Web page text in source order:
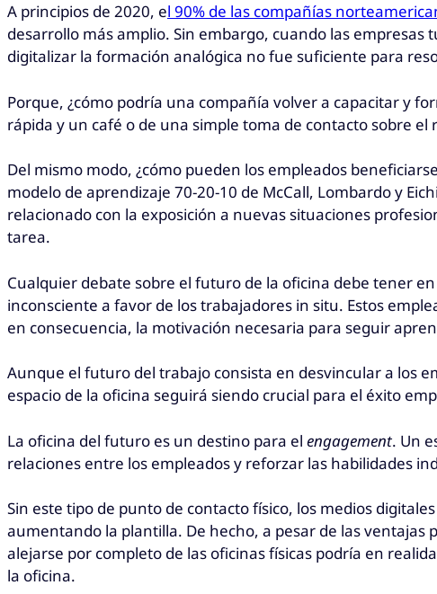
A principios de 2020, el 90% de las compañías
desarrollo más amplio. Sin embargo, cuando las
digitalizar la formación analógica no fue suficiente para
Porque, ¿cómo podría una compañía volver a capacitar y
rápida y un café o de una simple toma de contacto sobre el
Del mismo modo, ¿cómo pueden los empleados
modelo de aprendizaje 70-20-10 de McCall, Lombardo y
relacionado con la exposición a nuevas situaciones
tarea.
Cualquier debate sobre el futuro de la oficina debe tener
inconsciente a favor de los trabajadores in situ. Estos
en consecuencia, la motivación necesaria para seguir
Aunque el futuro del trabajo consista en desvincular a los
espacio de la oficina seguirá siendo crucial para el éxito
La oficina del futuro es un destino para el engagement. Un
relaciones entre los empleados y reforzar las habilidades
Sin este tipo de punto de contacto físico, los medios
aumentando la plantilla. De hecho, a pesar de las
alejarse por completo de las oficinas físicas podría en
la oficina.